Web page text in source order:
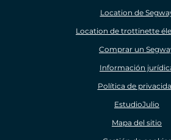
Location de
Location de trottinette
Comprar un
Información
Política de
EstudioJulio
Mapa del sitio